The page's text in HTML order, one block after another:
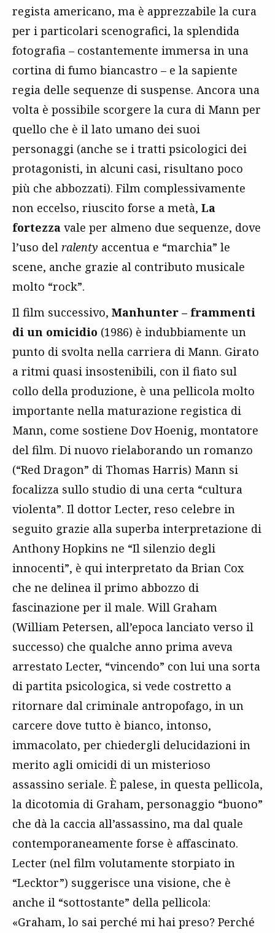
regista americano, ma è apprezzabile la cura
per i particolari scenografici, la splendida
fotografia – costantemente immersa in una
cortina di fumo biancastro – e la sapiente
regia delle sequenze di suspense. Ancora una
volta è possibile scorgere la cura di Mann per
quello che è il lato umano dei suoi
personaggi (anche se i tratti psicologici dei
protagonisti, in alcuni casi, risultano poco
più che abbozzati). Film complessivamente
non eccelso, riuscito forse a metà, La
fortezza vale per almeno due sequenze, dove
l’uso del ralenty accentua e “marchia” le
scene, anche grazie al contributo musicale
molto “rock”.
Il film successivo, Manhunter – frammenti
di un omicidio (1986) è indubbiamente un
punto di svolta nella carriera di Mann. Girato
a ritmi quasi insostenibili, con il fiato sul
collo della produzione, è una pellicola molto
importante nella maturazione registica di
Mann, come sostiene Dov Hoenig, montatore
del film. Di nuovo rielaborando un romanzo
(“Red Dragon” di Thomas Harris) Mann si
focalizza sullo studio di una certa “cultura
violenta”. Il dottor Lecter, reso celebre in
seguito grazie alla superba interpretazione di
Anthony Hopkins ne “Il silenzio degli
innocenti”, è qui interpretato da Brian Cox
che ne delinea il primo abbozzo di
fascinazione per il male. Will Graham
(William Petersen, all’epoca lanciato verso il
successo) che qualche anno prima aveva
arrestato Lecter, “vincendo” con lui una sorta
di partita psicologica, si vede costretto a
ritornare dal criminale antropofago, in un
carcere dove tutto è bianco, intonso,
immacolato, per chiedergli delucidazioni in
merito agli omicidi di un misterioso
assassino seriale. È palese, in questa pellicola,
la dicotomia di Graham, personaggio “buono”
che dà la caccia all’assassino, ma dal quale
contemporaneamente forse è affascinato.
Lecter (nel film volutamente storpiato in
“Lecktor”) suggerisce una visione, che è
anche il “sottostante” della pellicola:
«Graham, lo sai perché mi hai preso? Perché